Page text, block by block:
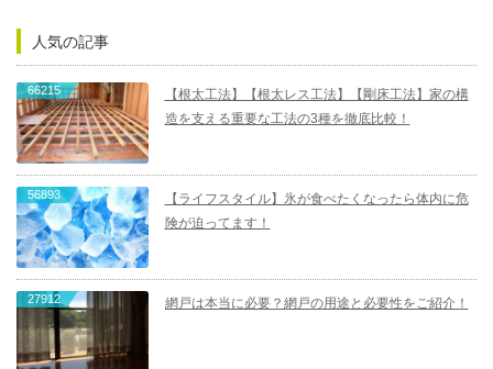
人気の記事
66215
【根太工法】【根太レス工法】【剛床工法】家の構
造を支える重要な工法の3種を徹底比較！
56893
【ライフスタイル】氷が食べたくなったら体内に危
険が迫ってます！
27912 網戸は本当に必要？網戸の用途と必要性をご紹介！